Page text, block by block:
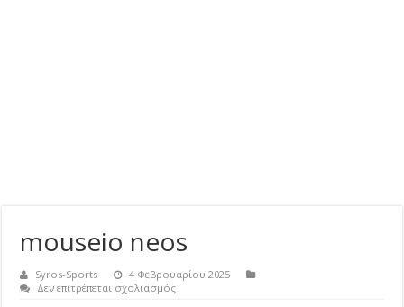
mouseio neos
Syros-Sports
4 Φεβρουαρίου 2025
Δεν επιτρέπεται σχολιασμόςστο